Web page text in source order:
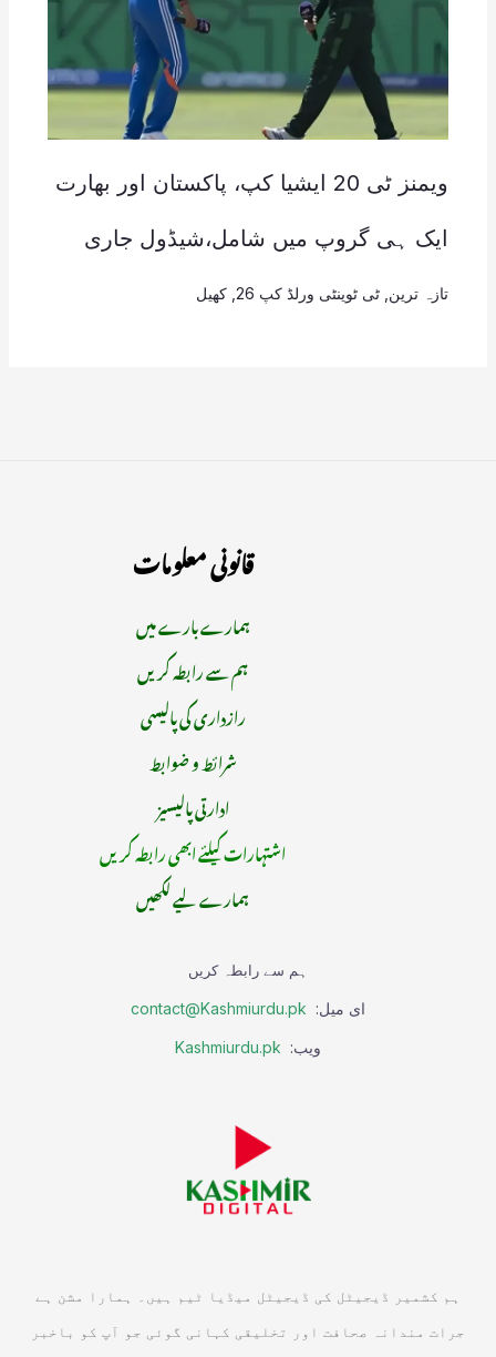
ویمنز ٹی 20 ایشیا کپ، پاکستان اور بھارت
ایک ہی گروپ میں شامل،شیڈول جاری
تازہ ترین ٹی ٹوینٹی ورلڈ کپ 26 , کھیل
قانونی معلومات
ہمارے بارے میں
ہم سے رابطہ کریں
رازداری کی پالیسی
شرائط و ضوابط
ادارتی پالیسیز
اشتہارات کیلئے ابھی رابطہ کریں
ہمارے لیے لکھیں
ہم سے رابطہ کریں
ای میل: contact@Kashmiurdu.pk
ویب: Kashmiurdu.pk
ہم کشمیر ڈیجیٹل کی ڈیجیٹل میڈیا ٹیم ہیں۔ ہمارا مشن ہے
جرات مندانہ صحافت اور تخلیقی کہانی گوئی جو آپ کو باخبر